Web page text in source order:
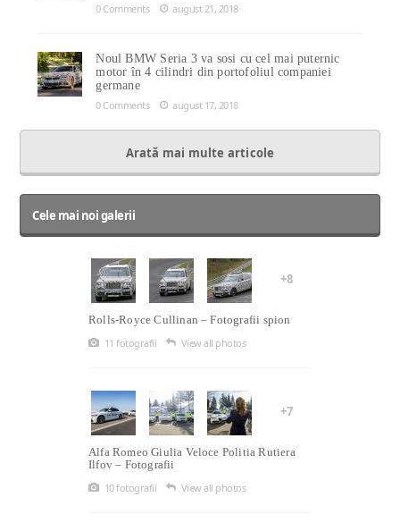
0 Comments
august 21, 2018
Noul BMW Seria 3 va sosi cu cel mai puternic
motor în 4 cilindri din portofoliul companiei
germane
0 Comments
august 17, 2018
Arată mai multe articole
Cele mai noi galerii
+8
Rolls-Royce Cullinan – Fotografii spion
11 fotografii
View all photos
+7
Alfa Romeo Giulia Veloce Politia Rutiera
Ilfov – Fotografii
10 fotografii
View all photos